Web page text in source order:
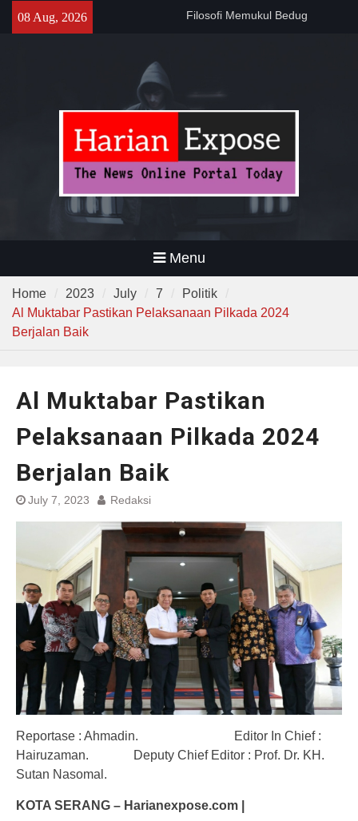
08 Aug, 2026
141 Tahun Stasiun Slawi : “Dari
Narkoba di Sekolah Kebayoran
Tuntas
Menu
Home 2023 July 7
Politik
Al Muktabar Pastikan Pelaksanaan Pilkada 2024
Berjalan Baik
Al Muktabar Pastikan
Pelaksanaan Pilkada 2024
Berjalan Baik
July 7, 2023 Redaksi
Reportase : Ahmadin. Editor In Chief :
Hairuzaman. Deputy Chief Editor : Prof. Dr. KH.
Sutan Nasomal.
KOTA SERANG – Harianexpose.com |